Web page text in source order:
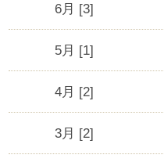
6月 [3]
5月 [1]
4月 [2]
3月 [2]